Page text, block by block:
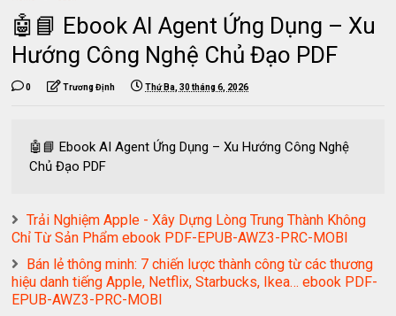
🤖📘 Ebook AI Agent Ứng Dụng – Xu
Hướng Công Nghệ Chủ Đạo PDF
0 Trương Định Thứ Ba, 30 tháng 6, 2026
🤖📘 Ebook AI Agent Ứng Dụng – Xu Hướng Công Nghệ
Chủ Đạo PDF
Trải Nghiệm Apple - Xây Dựng Lòng Trung Thành Không
Chỉ Từ Sản Phẩm ebook PDF-EPUB-AWZ3-PRC-MOBI
Bán lẻ thông minh: 7 chiến lược thành công từ các thương
hiệu danh tiếng Apple, Netflix, Starbucks, Ikea… ebook PDF-
EPUB-AWZ3-PRC-MOBI